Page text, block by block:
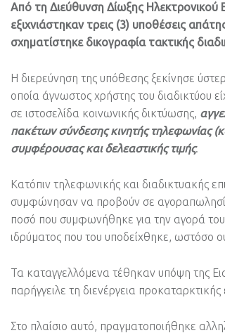
Από τη Διεύθυνση Δίωξης Ηλεκτρονικού
εξιχνιάστηκαν τρεις (3) υποθέσεις
σχηματίστηκε δικογραφία τακτικής
Η διερεύνηση της υπόθεσης ξεκίνησε
οποία άγνωστος χρήστης του διαδικτύου
σε ιστοσελίδα κοινωνικής δικτύωσης,
πακέτων σύνδεσης κινητής τηλεφωνίας
συμφέρουσας και δελεαστικής τιμής.
Κατόπιν τηλεφωνικής και διαδικτυακής
συμφώνησαν να προβούν σε
ποσό που συμφωνήθηκε για την αγορά
ιδρύματος που του υποδείχθηκε, ωστόσο
Τα καταγγελλόμενα τέθηκαν υπόψη της
παρήγγειλε τη διενέργεια προκαταρκτικής
Στο πλαίσιο αυτό, πραγματοποιήθηκε